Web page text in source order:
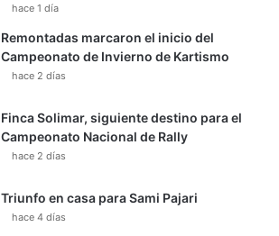
hace 1 día
Remontadas marcaron el inicio del
Campeonato de Invierno de Kartismo
hace 2 días
Finca Solimar, siguiente destino para el
Campeonato Nacional de Rally
hace 2 días
Triunfo en casa para Sami Pajari
hace 4 días